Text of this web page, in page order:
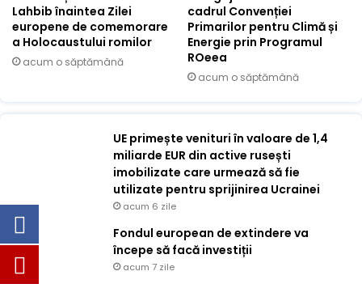
Lahbib înaintea Zilei
europene de comemorare
a Holocaustului romilor
acum o săptămână
cadrul Convenției
Primarilor pentru Climă și
Energie prin Programul
ROeea
acum o săptămână
UE primește venituri în valoare de 1,4
miliarde EUR din active rusești
imobilizate care urmează să fie
utilizate pentru sprijinirea Ucrainei
acum 6 zile
Fondul european de extindere va
începe să facă investiții
acum 7 zile